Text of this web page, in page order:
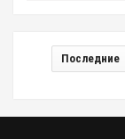
Последние